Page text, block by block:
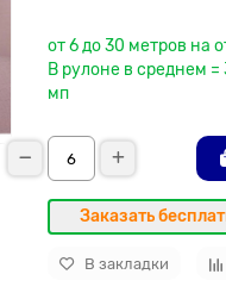
от 6 до 30 метров на
В рулоне в среднем
мп
Заказать
В закладки